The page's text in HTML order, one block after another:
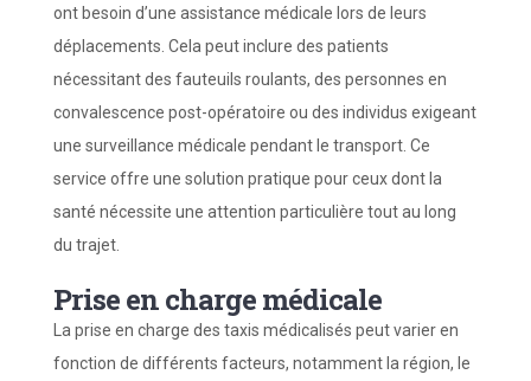
ont besoin d’une assistance médicale lors de leurs
déplacements. Cela peut inclure des patients
nécessitant des fauteuils roulants, des personnes en
convalescence post-opératoire ou des individus exigeant
une surveillance médicale pendant le transport. Ce
service offre une solution pratique pour ceux dont la
santé nécessite une attention particulière tout au long
du trajet.
Prise en charge médicale
La prise en charge des taxis médicalisés peut varier en
fonction de différents facteurs, notamment la région, le